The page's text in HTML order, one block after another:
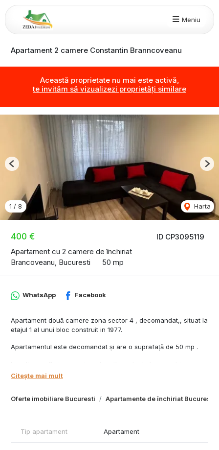
Meniu
Apartament 2 camere Constantin Branncoveanu
Această proprietate nu mai este activă,
te invităm să vizualizezi proprietăți similare
ID CP3095119
400 €
Apartament cu 2 camere de închiriat
Brancoveanu, Bucuresti
50 mp
1 / 8 Harta
Previous
Oferte imobiliare Bucuresti Apartamente de închiriat Bucuresti
WhatsApp Facebook
Apartament două camere zona sector 4 , decomandat,, situat la
etajul 1 al unui bloc construit in 1977.
Apartamentul este decomandat și are o suprafață de 50 mp .
comun, 10 minute metrou Brancoveanu, mall Sun Plaza, parcul
Pentru mai multe detalii si stabilirea unei vizionari sunati la
Citește mai mult
Tip apartament Apartament